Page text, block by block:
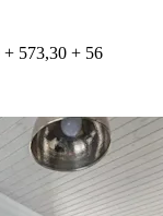
+ 573,30 + 56